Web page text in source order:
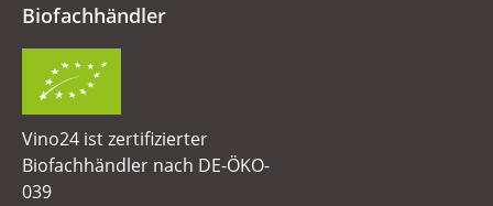
Biofachhändler
Vino24 ist zertifizierter
Biofachhändler nach DE-ÖKO-
039